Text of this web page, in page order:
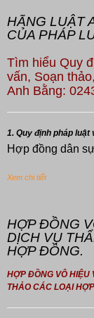
HÃNG LUẬT
CỦA PHÁP
Tìm hiểu Quy
vấn, Soạn
Anh Bằng:
1. Quy định pháp luật
Hợp đồng dân
Xem chi tiết
HỢP ĐỒNG
DỊCH VỤ
HỢP ĐỒNG.
HỢP ĐỒNG VÔ HIỆU
THẢO CÁC LOẠI